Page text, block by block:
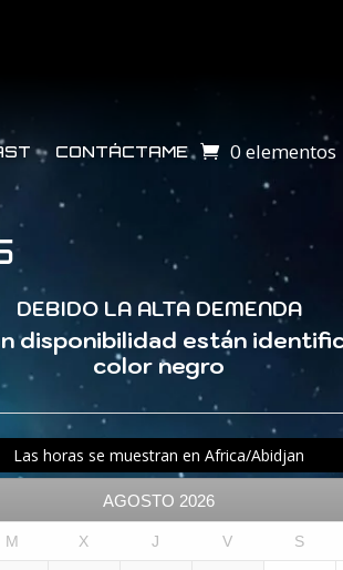
CONTÁCTAME 0 elementos
DEBIDO LA ALTA DEMENDA
disponibilidad están
color negro
Las horas se muestran enAfrica/Abidjan
AGOSTO 2026
M X J V S